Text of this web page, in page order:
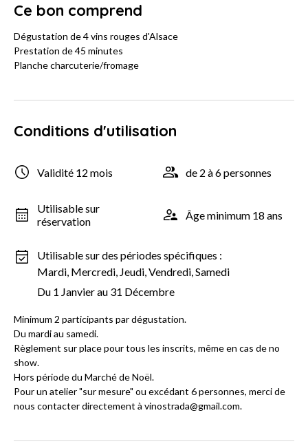
Ce bon comprend
Dégustation de 4 vins rouges d'Alsace
Prestation de 45 minutes
Planche charcuterie/fromage
Conditions d'utilisation
Validité 12 mois de 2 à 6 personnes
Utilisable sur
réservation
Âge minimum 18 ans
Utilisable sur des périodes spécifiques :
Mardi, Mercredi, Jeudi, Vendredi, Samedi
Du 1 Janvier au 31 Décembre
Minimum 2 participants par dégustation.
Du mardi au samedi.
Règlement sur place pour tous les inscrits, même en cas de no
show.
Hors période du Marché de Noël.
Pour un atelier "sur mesure" ou excédant 6 personnes, merci de
nous contacter directement à vinostrada@gmail.com.